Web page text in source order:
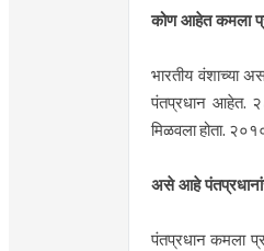
कोण आहेत कमला
भारतीय वंशाच्या
पंतप्रधान आहेत.
मिळवला होता.
असे आहे
पंतप्रधान कमला